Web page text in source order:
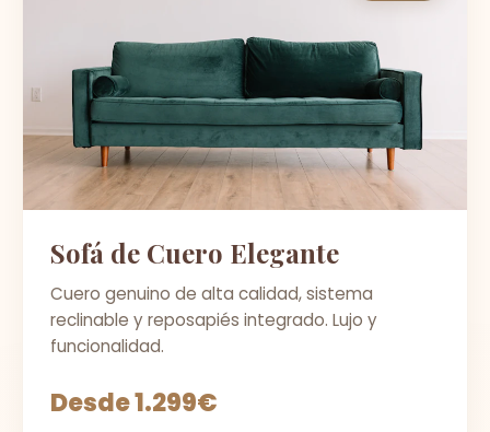
Sofá de Cuero Elegante
Cuero genuino de alta calidad, sistema
reclinable y reposapiés integrado. Lujo y
funcionalidad.
Desde 1.299€